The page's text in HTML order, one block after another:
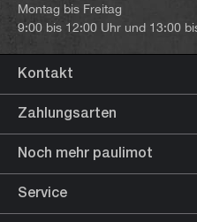
Montag bis Freitag
9:00 bis 12:00 Uhr und 13:00
Kontakt
Zahlungsarten
Noch mehr paulimot
Service